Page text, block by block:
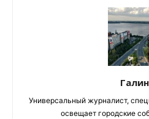
Универсальный журналист,
освещает городские